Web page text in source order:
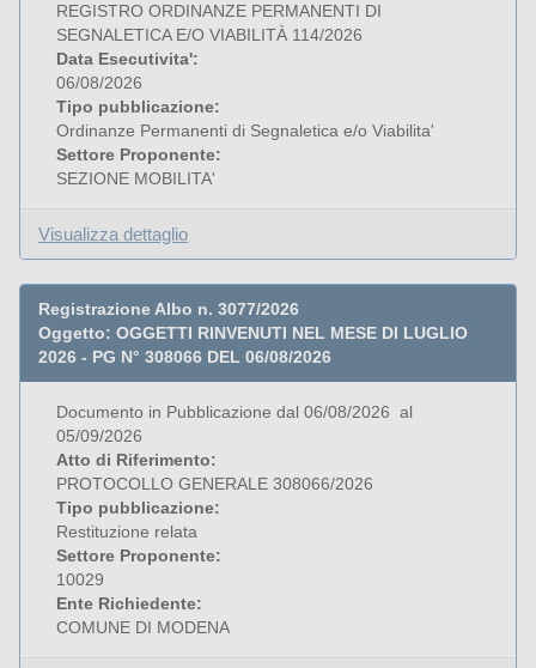
REGISTRO ORDINANZE PERMANENTI DI
SEGNALETICA E/O VIABILITÀ 114/2026
Data Esecutivita':
06/08/2026
Tipo pubblicazione:
Ordinanze Permanenti di Segnaletica e/o Viabilita'
Settore Proponente:
SEZIONE MOBILITA'
Visualizza dettaglio
Registrazione Albo n. 3077/2026
Oggetto: OGGETTI RINVENUTI NEL MESE DI LUGLIO
2026 - PG N° 308066 DEL 06/08/2026
Documento in Pubblicazione dal 06/08/2026 al
05/09/2026
Atto di Riferimento:
PROTOCOLLO GENERALE 308066/2026
Tipo pubblicazione:
Restituzione relata
Settore Proponente:
10029
Ente Richiedente:
COMUNE DI MODENA